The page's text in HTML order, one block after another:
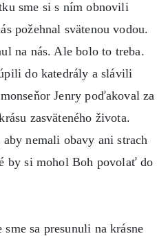
sme si s ním obnovili
požehnal svätenou vodou.
na nás. Ale bolo to treba.
do katedrály a slávili
Jenry poďakoval za
zasväteného života.
nemali obavy ani strach
by si mohol Boh povolať do
sa presunuli na krásne